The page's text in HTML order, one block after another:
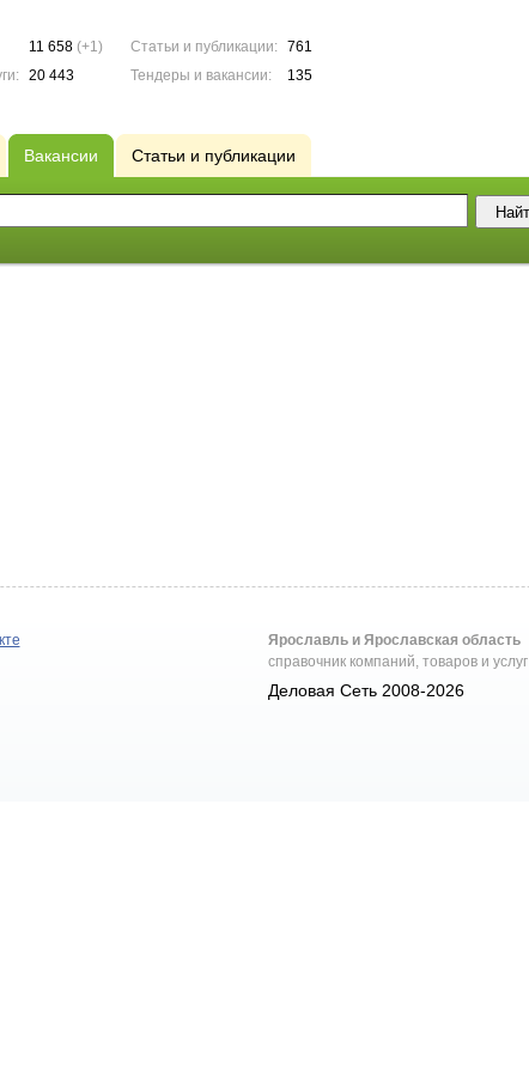
11 658(+1)
20 443
Статьи и публикации:
761
Тендеры и вакансии:
135
Вакансии Статьи и публикации
Ярославль и Ярославская область
справочник компаний, товаров и услуг
Деловая Сеть 2008-2026